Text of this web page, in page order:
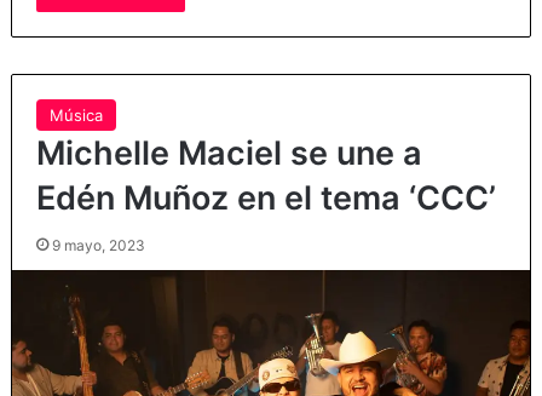
Música
Michelle Maciel se une a
Edén Muñoz en el tema ‘CCC’
9 mayo, 2023